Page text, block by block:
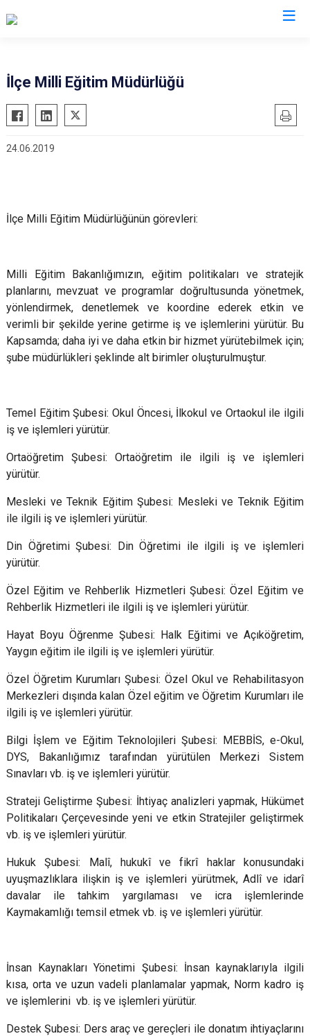
Alpu
Beylikova
Çifteler
İnönü
Odunpazarı
İlçe Milli Eğitim Müdürlüğü
24.06.2019
İlçe Milli Eğitim Müdürlüğünün görevleri:
Milli Eğitim Bakanlığımızın, eğitim politikaları ve stratejik
planlarını, mevzuat ve programlar doğrultusunda yönetmek,
yönlendirmek, denetlemek ve koordine ederek etkin ve
verimli bir şekilde yerine getirme iş ve işlemlerini yürütür. Bu
Kapsamda; daha iyi ve daha etkin bir hizmet yürütebilmek için;
şube müdürlükleri şeklinde alt birimler oluşturulmuştur.
Temel Eğitim Şubesi: Okul Öncesi, İlkokul ve Ortaokul ile ilgili
iş ve işlemleri yürütür.
Ortaöğretim Şubesi: Ortaöğretim ile ilgili iş ve işlemleri
yürütür.
Mesleki ve Teknik Eğitim Şubesi: Mesleki ve Teknik Eğitim
ile ilgili iş ve işlemleri yürütür.
Din Öğretimi Şubesi: Din Öğretimi ile ilgili iş ve işlemleri
yürütür.
Özel Eğitim ve Rehberlik Hizmetleri Şubesi: Özel Eğitim ve
Rehberlik Hizmetleri ile ilgili iş ve işlemleri yürütür.
Hayat Boyu Öğrenme Şubesi: Halk Eğitimi ve Açıköğretim,
Yaygın eğitim ile ilgili iş ve işlemleri yürütür.
Özel Öğretim Kurumları Şubesi: Özel Okul ve Rehabilitasyon
Merkezleri dışında kalan Özel eğitim ve Öğretim Kurumları ile
ilgili iş ve işlemleri yürütür.
Bilgi İşlem ve Eğitim Teknolojileri Şubesi: MEBBİS, e-Okul,
DYS, Bakanlığımız tarafından yürütülen Merkezi Sistem
Sınavları vb. iş ve işlemleri yürütür.
Strateji Geliştirme Şubesi: İhtiyaç analizleri yapmak, Hükümet
Politikaları Çerçevesinde yeni ve etkin Stratejiler geliştirmek
vb. iş ve işlemleri yürütür.
Hukuk Şubesi: Malî, hukukî ve fikrî haklar konusundaki
uyuşmazlıklara ilişkin iş ve işlemleri yürütmek, Adlî ve idarî
davalar ile tahkim yargılaması ve icra işlemlerinde
Kaymakamlığı temsil etmek vb. iş ve işlemleri yürütür.
İnsan Kaynakları Yönetimi Şubesi: İnsan kaynaklarıyla ilgili
kısa, orta ve uzun vadeli planlamalar yapmak, Norm kadro iş
ve işlemlerini vb. iş ve işlemleri yürütür.
Destek Şubesi: Ders araç ve gereçleri ile donatım ihtiyaçlarını